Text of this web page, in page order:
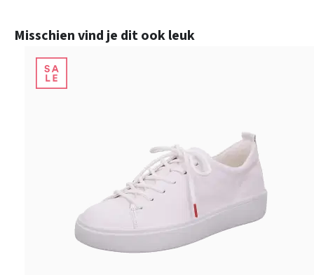
Productgalerij overslaan
Misschien vind je dit ook leuk